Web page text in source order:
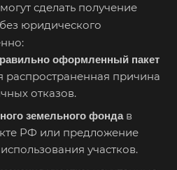
сделать получение
юридического
оформленный пакет
распространенная причина
отказов.
земельного фондав
РФ или предложение
участков.